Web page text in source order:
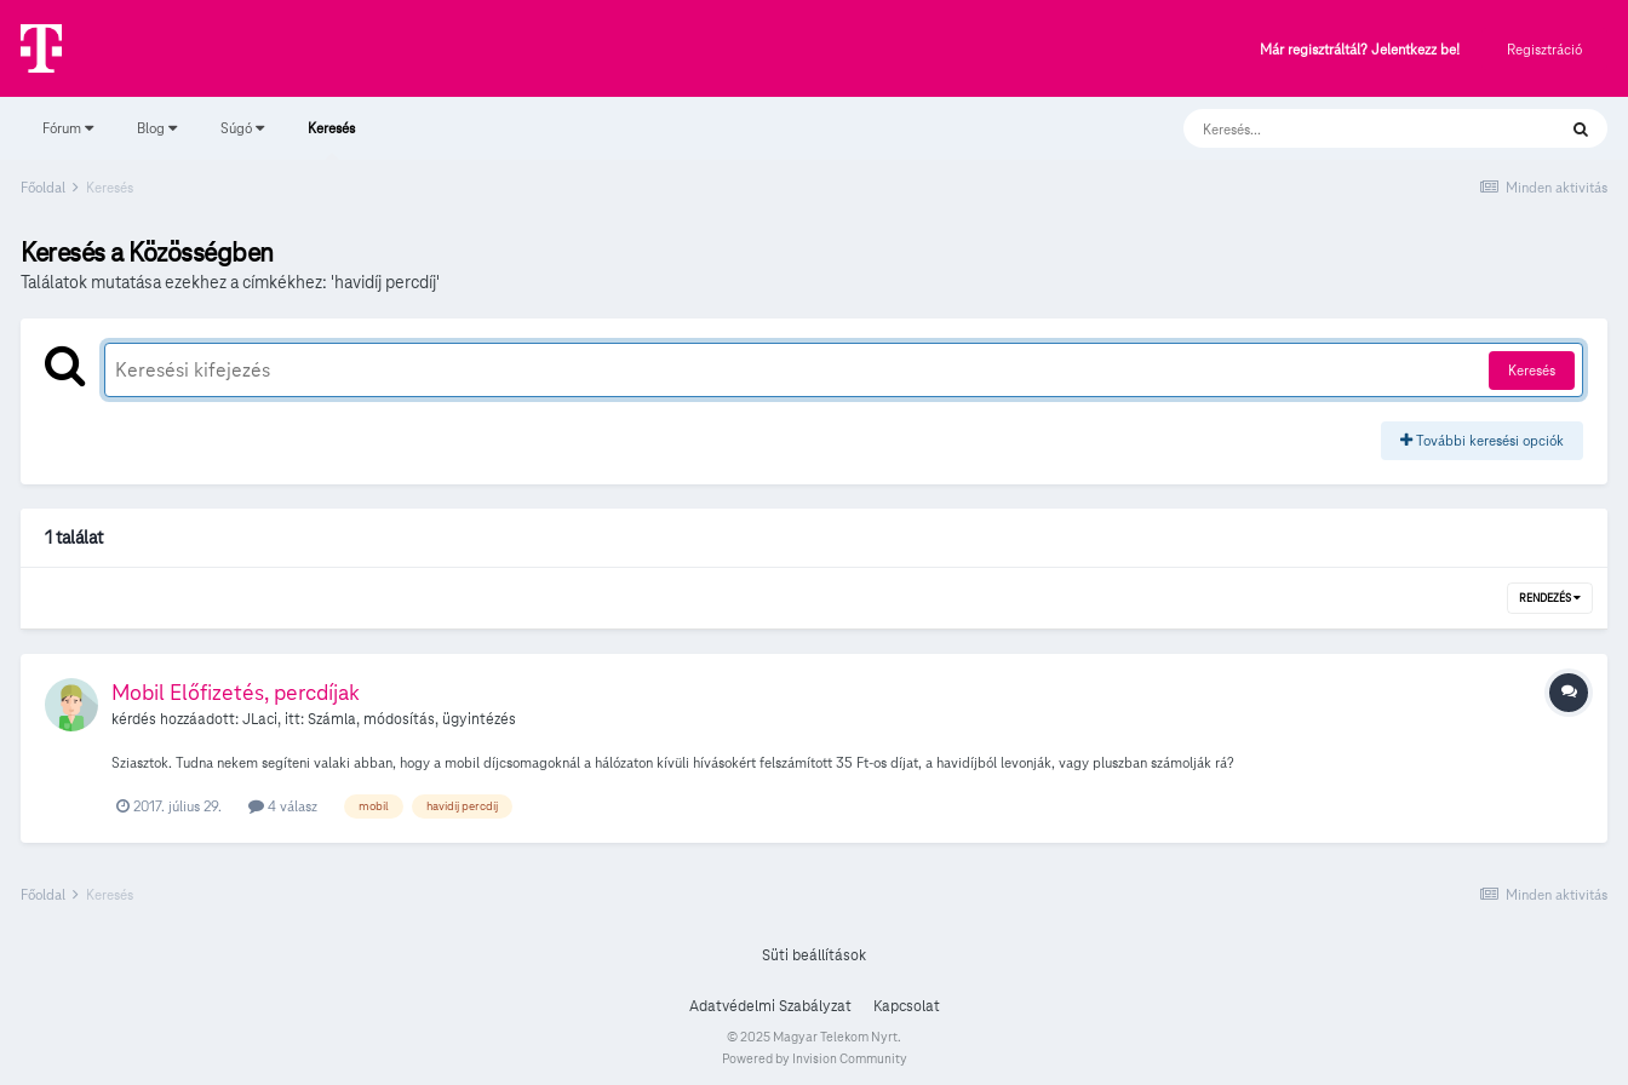
Már regisztráltál? Jelentkezz be! Regisztráció
Fórum Blog Súgó Keresés
Minden aktivitás
Főoldal Keresés
Keresés a Közösségben
Találatok mutatása ezekhez a címkékhez: 'havidíj percdíj'
Keresés
További keresési opciók
1 találat
RENDEZÉS
Mobil Előfizetés, percdíjak
kérdés hozzáadott:JLaci, itt:Számla, módosítás, ügyintézés
Sziasztok. Tudna nekem segíteni valaki abban, hogy a mobil díjcsomagoknál a hálózaton kívüli hívásokért felszámított 35 Ft-os díjat, a havidíjból levonják, vagy pluszban számolják rá?
2017. július 29. 4 válasz mobil havidíj percdíj
Minden aktivitás
Főoldal Keresés
Süti beállítások
Adatvédelmi Szabályzat Kapcsolat
© 2025 Magyar Telekom Nyrt.
Powered by Invision Community